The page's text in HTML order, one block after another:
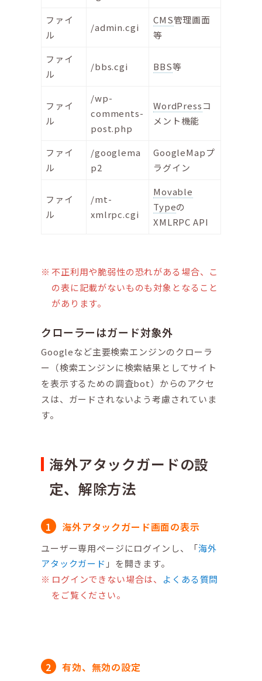
ファイ
ル
/admin.cgi
CMS管理画面
等
ファイ
ル
/bbs.cgi BBS等
ファイ
ル
/wp-
comments-
post.php
WordPressコ
メント機能
ファイ
ル
/googlema
p2
GoogleMapプ
ラグイン
ファイ
ル
/mt-
xmlrpc.cgi
Movable
Typeの
XMLRPC API
不正利用や脆弱性の恐れがある場合、こ
の表に記載がないものも対象となること
があります。
クローラーはガード対象外
Googleなど主要検索エンジンのクローラ
ー（検索エンジンに検索結果としてサイト
を表示するための調査bot）からのアクセ
スは、ガードされないよう考慮されていま
す。
海外アタックガードの設
定、解除方法
海外アタックガード画面の表示
ユーザー専用ページにログインし、「海外
アタックガード 」を開きます。
ログインできない場合は、 よくある質問
をご覧ください。
有効、無効の設定